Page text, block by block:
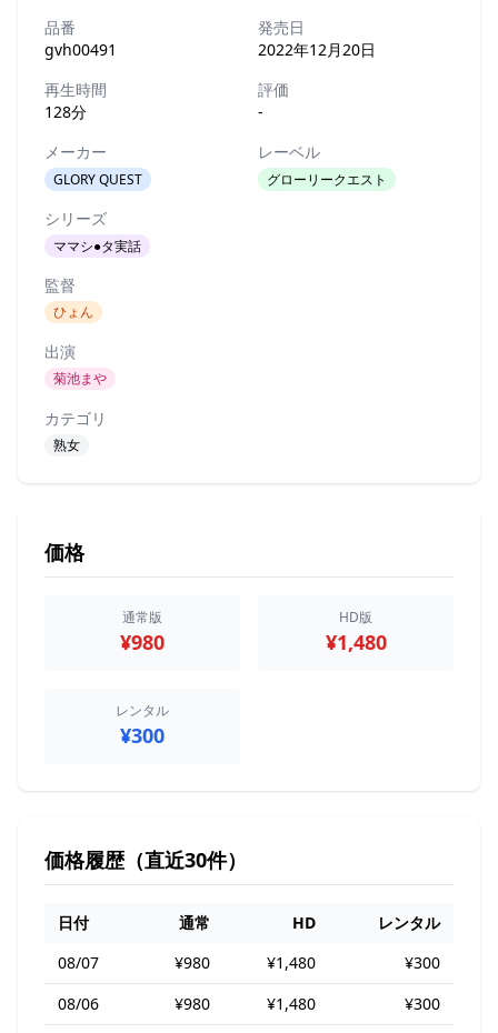
品番
gvh00491
発売日
2022年12月20日
再生時間
128分
評価
-
メーカー
GLORY QUEST
レーベル
グローリークエスト
シリーズ
ママシ●タ実話
監督
ひょん
出演
菊池まや
カテゴリ
熟女
価格
通常版
¥980
HD版
¥1,480
レンタル
¥300
価格履歴（直近30件）
日付 通常 HD
レンタル
08/07
¥980 ¥1,480
¥300
08/06
¥980 ¥1,480
¥300